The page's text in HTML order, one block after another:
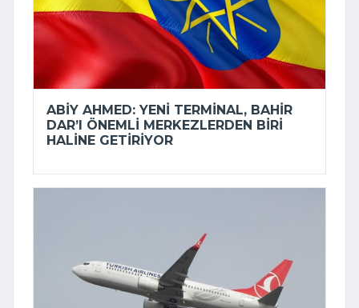
ABIY AHMED: YENI TERMINAL, BAHIR
DAR’I ÖNEMLI MERKEZLERDEN BIRI
HALINE GETIRIYOR